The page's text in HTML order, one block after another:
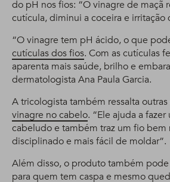
do pH nos fios: “O vinagre de maçã
cutícula, diminui a coceira e irritação
“O vinagre tem pH ácido, o que
cutículas dos fios. Com as cutículas
aparenta mais saúde, brilho e
dermatologista Ana Paula Garcia.
A tricologista também ressalta
vinagre no cabelo. “Ele ajuda a
cabeludo e também traz um fio bem
disciplinado e mais fácil de moldar”.
Além disso, o produto também
para quem tem caspa e mesmo